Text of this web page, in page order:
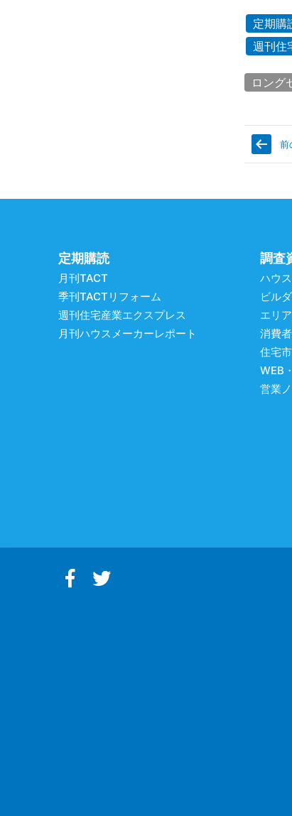
定期購
週刊住
ロング
前
定期購読
月刊TACT
季刊TACTリフォーム
週刊住宅産業エクスプレス
月刊ハウスメーカーレポート
調査
ハウ
ビル
エリ
消費
住宅
WEB
営業